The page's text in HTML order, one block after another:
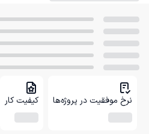
نرخ موفقیت در پروژه‌ها کیفیت کار